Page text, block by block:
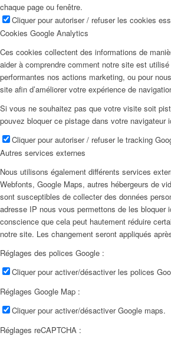
chaque page ou fenêtre.
Cliquer pour autoriser / refuser les cookies
Cookies Google Analytics
Ces cookies collectent des informations de
aider à comprendre comment notre site est
performantes nos actions marketing, ou pour
site afin d’améliorer votre expérience de
Si vous ne souhaitez pas que votre visite soit
pouvez bloquer ce pistage dans votre navigateur
Cliquer pour autoriser / refuser le tracking
Autres services externes
Nous utilisons également différents services
Webfonts, Google Maps, autres hébergeurs de
sont susceptibles de collecter des données
adresse IP nous vous permettons de les bloquer
conscience que cela peut hautement réduire
notre site. Les changement seront appliqués
Réglages des polices Google :
Cliquer pour activer/désactiver les polices
Réglages Google Map :
Cliquer pour activer/désactiver Google maps.
Réglages reCAPTCHA :